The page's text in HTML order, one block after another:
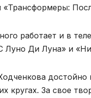
работает и в
Луно Ди Луна» и
достойно
кругах. За свое